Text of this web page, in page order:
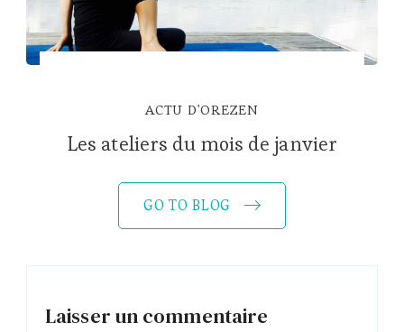
ACTU D'OREZEN
Les ateliers du mois de janvier
GO TO BLOG
Laisser un commentaire